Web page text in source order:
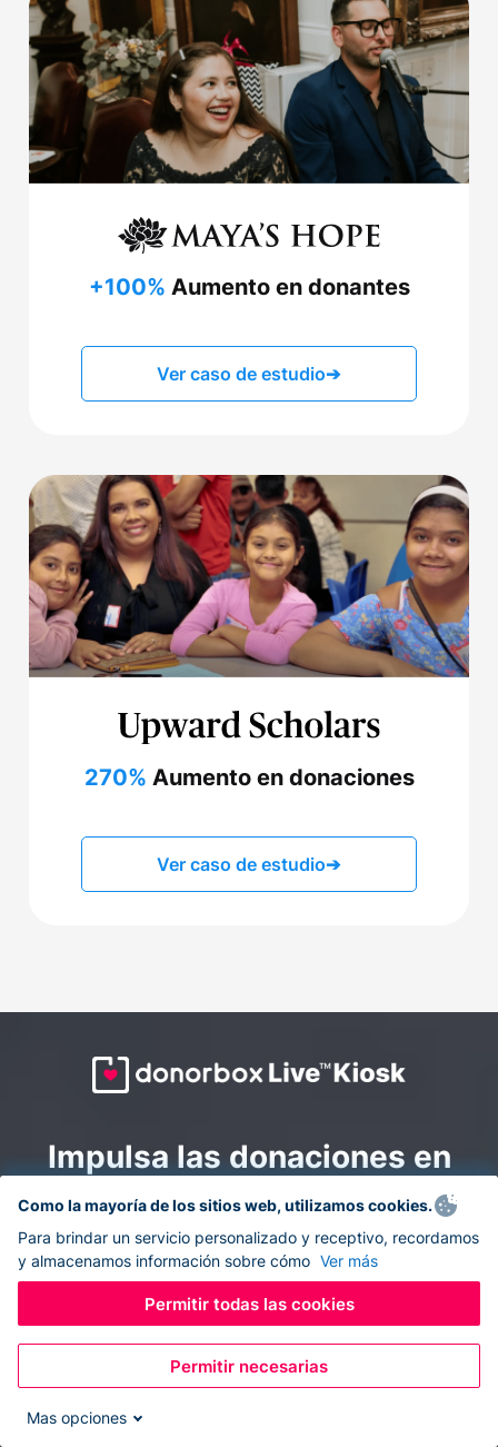
+100% Aumento en donantes
Ver caso de estudio➔
270% Aumento en donaciones
Ver caso de estudio➔
Impulsa las donaciones en
todas partes: combina la
recaudación de fondos en
línea y en el sitio con
Donorbox Live Kiosk.
Convierte tu tableta en un quiosco de donaciones y
recolecta donaciones sin efectivo durante eventos, en
Como la mayoría de los sitios web, utilizamos cookies.
Para brindar un servicio personalizado y receptivo, recordamos
y almacenamos información sobre cómo Ver más
Permitir todas las cookies
Permitir necesarias
Mas opciones